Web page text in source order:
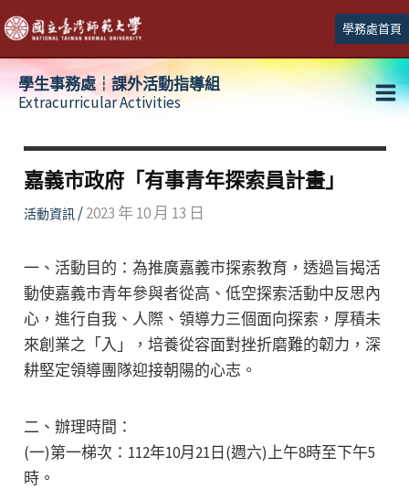
跳
至
主
學務處首頁
學生事務處┆課外活動指導組
Extracurricular Activities
嘉義市政府「有事青年探索員計畫」
活動資訊/2023 年 10 月 13 日
一、活動目的：為推廣嘉義市探索教育，透過旨揭活
動使嘉義市青年參與者從高、低空探索活動中反思內
心，進行自我、人際、領導力三個面向探索，厚積未
來創業之「入」，培養從容面對挫折磨難的韌力，深
耕堅定領導團隊迎接朝陽的心志。
二、辦理時間：
(一)第一梯次：112年10月21日(週六)上午8時至下午5
時。